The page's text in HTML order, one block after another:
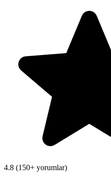
4.8 (150+ yorumlar)